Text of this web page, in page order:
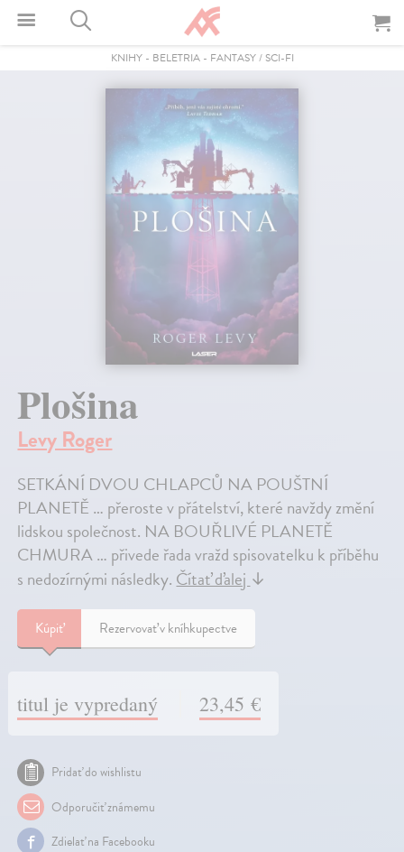
KNIHY- BELETRIA- FANTASY / SCI-FI
Plošina
Levy Roger
SETKÁNÍ DVOU CHLAPCŮ NA POUŠTNÍ
PLANETĚ … přeroste v přátelství, které navždy změní
lidskou společnost. NA BOUŘLIVÉ PLANETĚ
CHMURA … přivede řada vražd spisovatelku k příběhu
s nedozírnými následky.Čítať ďalej↓
Kúpiť Rezervovať v kníhkupectve
titul je vypredaný 23,45 €
Pridať do wishlistu
Odporučiť známemu
Zdielať na Facebooku